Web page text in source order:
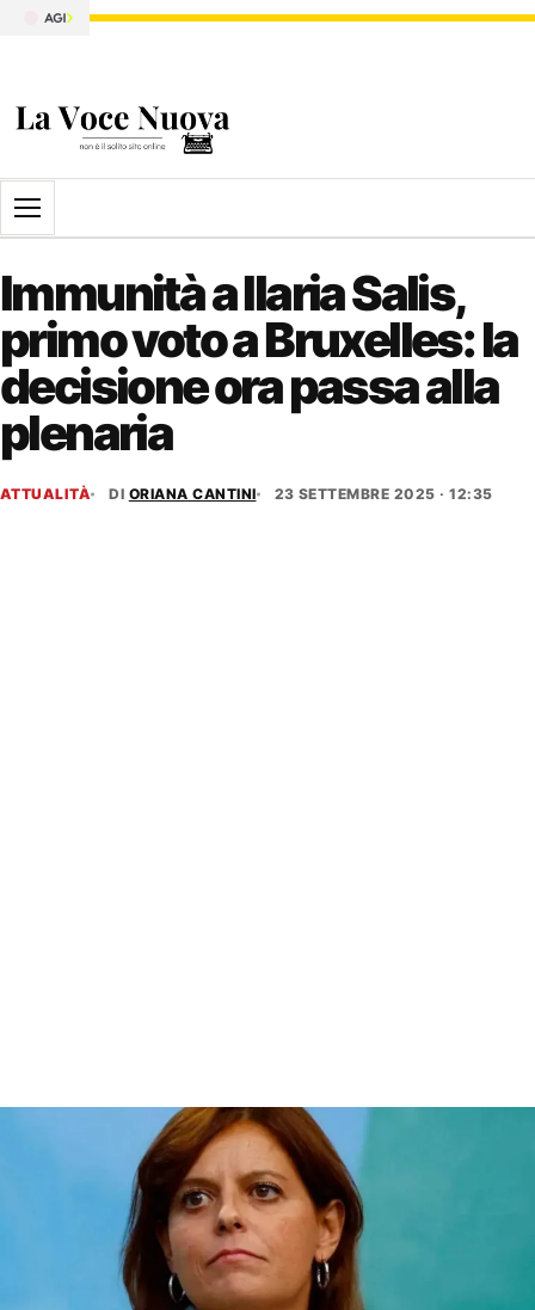
Apri il menu
Immunità a Ilaria Salis,
primo voto a Bruxelles: la
decisione ora passa alla
plenaria
ATTUALITÀ DI ORIANA CANTINI 23 SETTEMBRE 2025 · 12:35